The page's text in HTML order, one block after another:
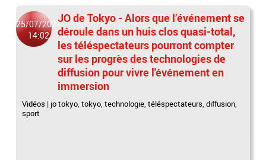
25/07/2021
14:02
JO de Tokyo - Alors que l’événement se
déroule dans un huis clos quasi-total,
les téléspectateurs pourront compter
sur les progrès des technologies de
diffusion pour vivre l'événement en
immersion
Vidéos | jo tokyo,tokyo,technologie,téléspectateurs,diffusion,
sport